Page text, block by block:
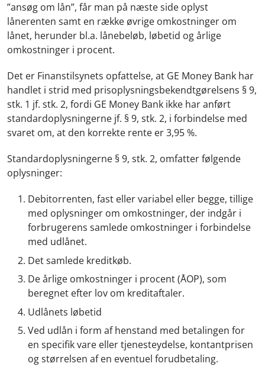
”ansøg om lån”, får man på næste side oplyst
lånerenten samt en række øvrige omkostninger om
lånet, herunder bl.a. lånebeløb, løbetid og årlige
omkostninger i procent.
Det er Finanstilsynets opfattelse, at GE Money Bank har
handlet i strid med prisoplysningsbekendtgørelsens § 9,
stk. 1 jf. stk. 2, fordi GE Money Bank ikke har anført
standardoplysningerne jf. § 9, stk. 2, i forbindelse med
svaret om, at den korrekte rente er 3,95 %.
Standardoplysningerne § 9, stk. 2, omfatter følgende
oplysninger:
Debitorrenten, fast eller variabel eller begge, tillige
med oplysninger om omkostninger, der indgår i
forbrugerens samlede omkostninger i forbindelse
med udlånet.
Det samlede kreditkøb.
De årlige omkostninger i procent (ÅOP), som
beregnet efter lov om kreditaftaler.
Udlånets løbetid
Ved udlån i form af henstand med betalingen for
en specifik vare eller tjenesteydelse, kontantprisen
og størrelsen af en eventuel forudbetaling.